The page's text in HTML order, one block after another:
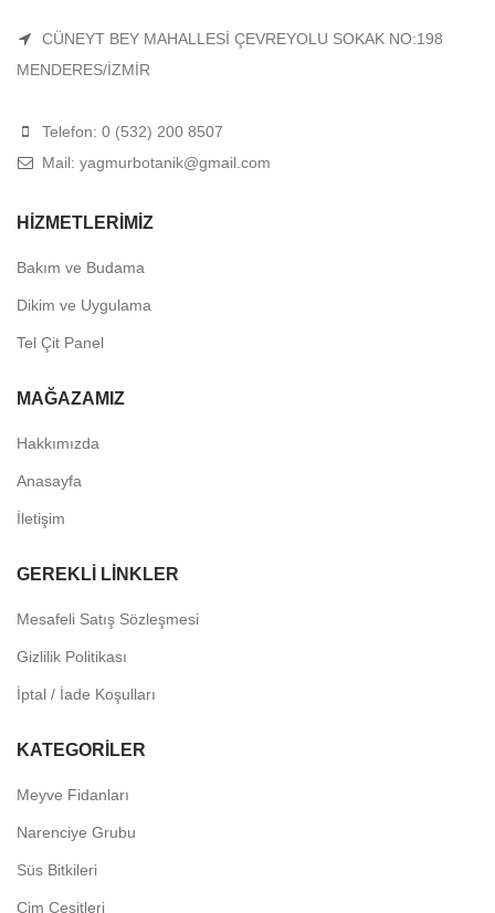
CÜNEYT BEY MAHALLESİ ÇEVREYOLU SOKAK NO:198
MENDERES/İZMİR
Telefon: 0 (532) 200 8507
Mail: yagmurbotanik@gmail.com
HIZMETLERIMIZ
Bakım ve Budama
Dikim ve Uygulama
Tel Çit Panel
MAĞAZAMIZ
Hakkımızda
Anasayfa
İletişim
GEREKLI LINKLER
Mesafeli Satış Sözleşmesi
Gizlilik Politikası
İptal / İade Koşulları
KATEGORILER
Meyve Fidanları
Narenciye Grubu
Süs Bitkileri
Çim Çeşitleri